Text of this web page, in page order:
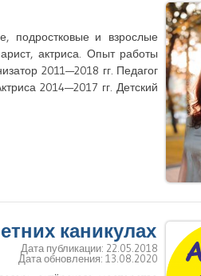
подростковые и взрослые
актриса. Опыт работы
2011—2018 гг. Педагог
2014—2017 гг. Детский
каникулах
Дата публикации: 22.05.2018
Дата обновления:13.08.2020